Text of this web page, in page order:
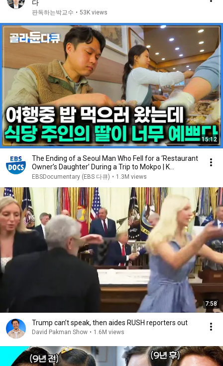
다
판독하는박교수 • 53K views
15:12
The Ending of a Seoul Man Who Fell for a ‘Restaurant
Owner’s Daughter’ During a Trip to Mokpo | K...
EBSDocumentary (EBS 다큐) • 1.3M views
7:58
Trump can’t speak, then aides RUSH reporters out
David Pakman Show • 1.6M views